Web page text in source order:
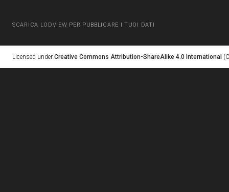
SCARICA LODVIEW PER PUBBLICARE I TUOI DATI
Licensed under Creative Commons Attribution-ShareAlike 4.0 International